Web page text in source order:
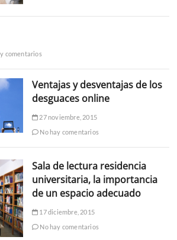
comentarios
Ventajas y desventajas de los
desguaces online
27 noviembre, 2015
No hay comentarios
Sala de lectura residencia
universitaria, la importancia
de un espacio adecuado
17 diciembre, 2015
No hay comentarios